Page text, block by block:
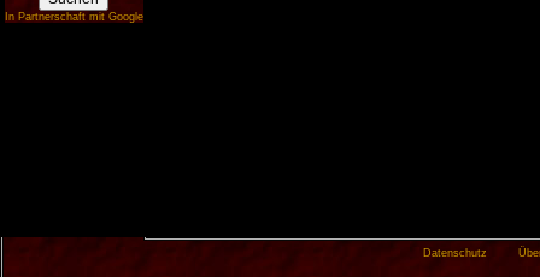
In Partnerschaft mit Google
Datenschutz